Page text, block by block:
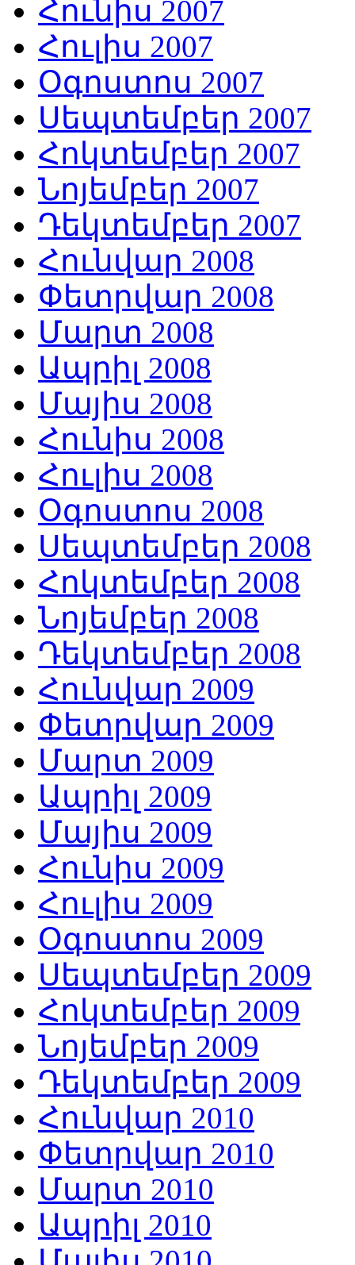
Հունիս 2007
Հուլիս 2007
Օգոստոս 2007
Սեպտեմբեր 2007
Հոկտեմբեր 2007
Նոյեմբեր 2007
Դեկտեմբեր 2007
Հունվար 2008
Փետրվար 2008
Մարտ 2008
Ապրիլ 2008
Մայիս 2008
Հունիս 2008
Հուլիս 2008
Օգոստոս 2008
Սեպտեմբեր 2008
Հոկտեմբեր 2008
Նոյեմբեր 2008
Դեկտեմբեր 2008
Հունվար 2009
Փետրվար 2009
Մարտ 2009
Ապրիլ 2009
Մայիս 2009
Հունիս 2009
Հուլիս 2009
Օգոստոս 2009
Սեպտեմբեր 2009
Հոկտեմբեր 2009
Նոյեմբեր 2009
Դեկտեմբեր 2009
Հունվար 2010
Փետրվար 2010
Մարտ 2010
Ապրիլ 2010